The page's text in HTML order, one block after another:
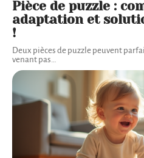
Pièce de puzzle :
adaptation et
!
Deux pièces de puzzle peuvent
venant pas